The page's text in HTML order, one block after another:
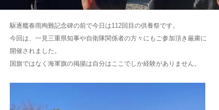
駆逐艦春雨殉難記念碑の前で今日は112回目の供養祭です。
今回は、一見三重県知事や自衛隊関係者の方々にもご参加頂き厳粛に
開催されました。
国旗ではなく海軍旗の掲揚は自分はここでしか経験がありません。